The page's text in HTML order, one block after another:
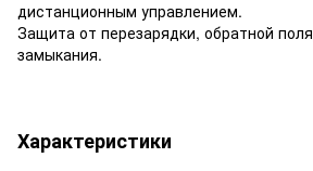
дистанционным управлением.
Защита от перезарядки, обратной
замыкания.
Характеристики